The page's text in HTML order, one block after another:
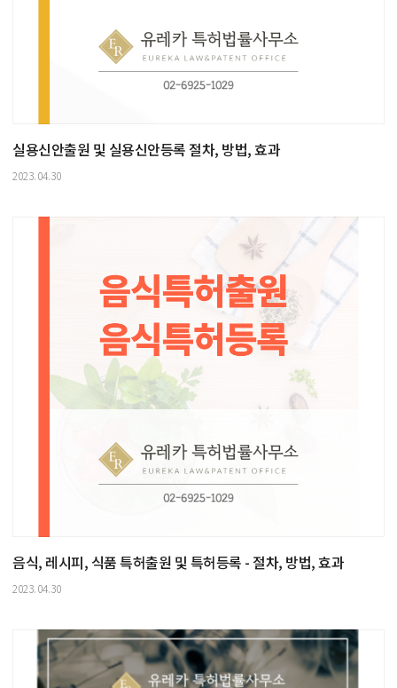
실용신안출원 및 실용신안등록 절차, 방법, 효과
2023.04.30
음식, 레시피, 식품 특허출원 및 특허등록 - 절차, 방법, 효과
2023.04.30